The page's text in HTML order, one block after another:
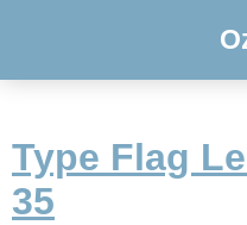
Type Flag
35